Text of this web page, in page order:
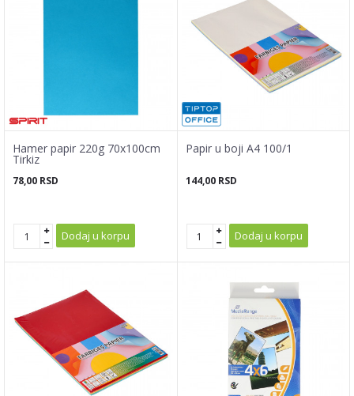
Hamer papir 220g 70x100cm
Tirkiz
78,00 RSD
Dodaj u korpu
Papir u boji A4 100/1
144,00 RSD
Dodaj u korpu